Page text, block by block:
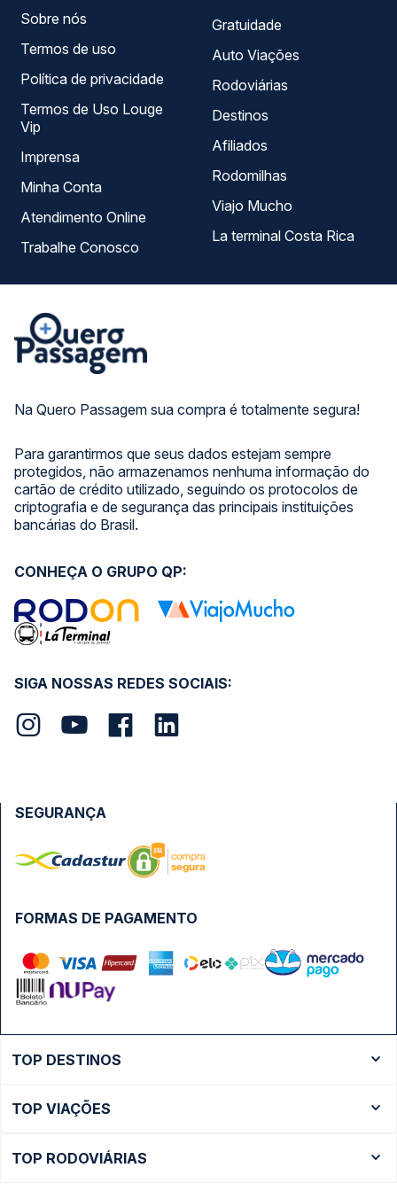
Na Quero Passagem sua compra é totalmente segura!
Para garantirmos que seus dados estejam sempre
protegidos, não armazenamos nenhuma informação do
cartão de crédito utilizado, seguindo os protocolos de
criptografia e de segurança das principais instituições
bancárias do Brasil.
Sobre nós
Termos de uso
Política de privacidade
Termos de Uso Louge
Vip
Imprensa
Minha Conta
Atendimento Online
Trabalhe Conosco
Gratuidade
Auto Viações
Rodoviárias
Destinos
Afiliados
Rodomilhas
Viajo Mucho
La terminal Costa Rica
SIGA NOSSAS REDES SOCIAIS:
CONHEÇA O GRUPO QP:
FORMAS DE PAGAMENTO
SEGURANÇA
TOP DESTINOS
Ônibus São Paulo
TOP VIAÇÕES
TOP RODOVIÁRIAS